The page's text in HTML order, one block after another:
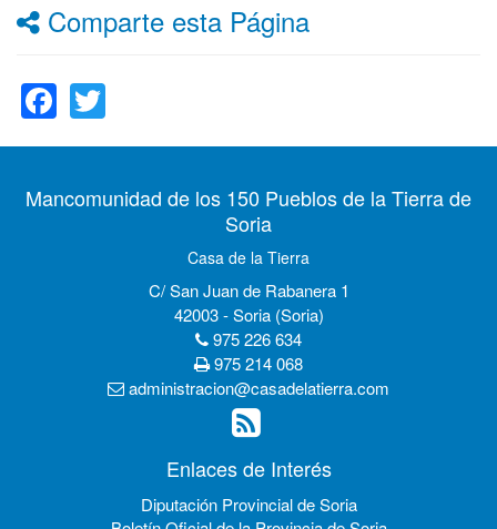
Comparte esta Página
Facebook
Mancomunidad de los 150 Pueblos de la Tierra de
Soria
Casa de la Tierra
C/ San Juan de Rabanera 1
42003 - Soria (Soria)
975 226 634
975 214 068
administracion@casadelatierra.com
Enlaces de Interés
Diputación Provincial de Soria